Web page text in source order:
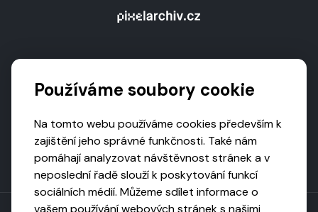
Používáme soubory cookie
Na tomto webu používáme cookies především k
zajištění jeho správné funkčnosti. Také nám
pomáhají analyzovat návštěvnost stránek a v
neposlední řadě slouží k poskytování funkcí
sociálních médií. Můžeme sdílet informace o
vašem používání webových stránek s našimi